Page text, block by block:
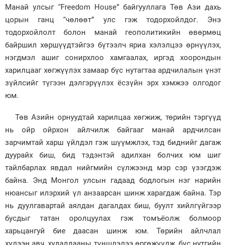
Манай улсыг “Freedom House” байгууллага Төв Ази дахь
цорын ганц “чөлөөт” улс гэж тодорхойлдог. Энэ
тодорхойлолт болон манай геополитикийн өвөрмөц
байршил хөршүүдтэйгээ бүтээлч яриа хэлэлцээ өрнүүлэх,
нэгдмэл ашиг сонирхлоо хамгаалах, иргэд хоорондын
харилцааг хөгжүүлэх замаар бүс нутагтаа ардчилалын үнэт
зүйлсийг түгээн дэлгэрүүлэх ёсзүйн эрх хэмжээ олгодог
юм.
Төв Азийн орнуудтай харилцаа хөгжиж, төрийн тэргүүд
нь ойр ойрхон айлчилж байгааг манай ардчилсан
зарчимтай харш үйлдэл гэж шүүмжлэх, тэд биднийг дагаж
дуурайх биш, бид тэдэнтэй адилхан болчих юм шиг
тайлбарлах явдал нийгмийн сүлжээнд мэр сэр үзэгдэж
байна. Энд Монгол улсын гадаад бодлогын нэг нарийн
нюансыг илэрхий үл анзаарсан шинж харагдаж байна. Тэр
нь дуулгавартай аялдан дагалдах биш, буулт хийлгүйгээр
бусдыг татан оролцуулах гэж томъёолж болмоор
харьцангуй бие даасан шинж юм. Төрийн айлчлал